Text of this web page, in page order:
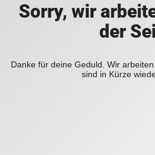
Sorry, wir
der
Danke für deine Geduld. Wir
sind in Kürze